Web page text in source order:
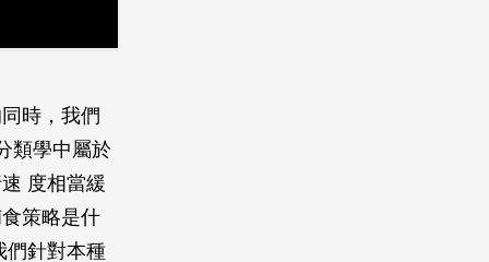
時，我們
類學中屬於
度相當緩
策略是什
們針對本種